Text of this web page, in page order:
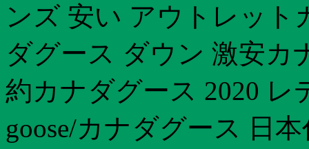
ンズ 安い アウトレット
ダグース ダウン 激安カ
約カナダグース 2020 レ
goose/カナダグース 日